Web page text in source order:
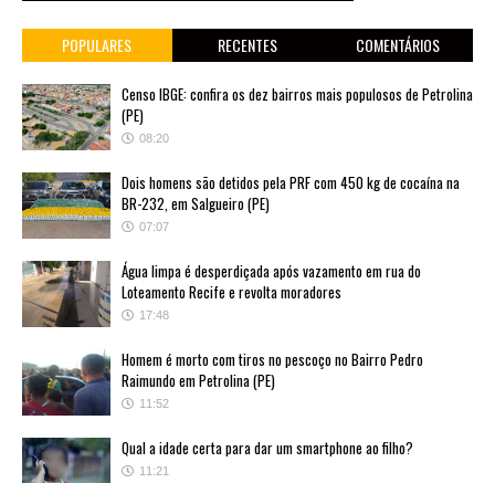
POPULARES RECENTES COMENTÁRIOS
Censo IBGE: confira os dez bairros mais populosos de Petrolina
(PE)
08:20
Dois homens são detidos pela PRF com 450 kg de cocaína na
BR-232, em Salgueiro (PE)
07:07
Água limpa é desperdiçada após vazamento em rua do
Loteamento Recife e revolta moradores
17:48
Homem é morto com tiros no pescoço no Bairro Pedro
Raimundo em Petrolina (PE)
11:52
Qual a idade certa para dar um smartphone ao filho?
11:21